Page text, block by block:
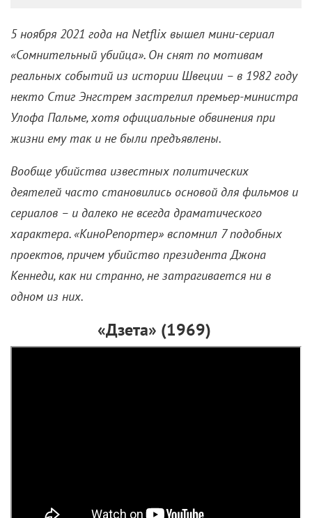
В основе фильма Джона Фавро – одноименный
графический роман с гениальной в своей простоте
идеей. Берем классический вестерн-сеттинг с
ковбоями, индейцами, грабителями, салунами,
раскаленными скалами и добавляем в него нечто
чужеродное, странное, чего здесь не могло быть ни
при каких обстоятельствах.
А в результате получаем нестандартный кросс-
жанровый блокбастер о столкновении суровых
Все это чересчур серьезно, конечно, но с Крэйгом и
Харрисоном Фордомв роли деспотичного
механических ногах.